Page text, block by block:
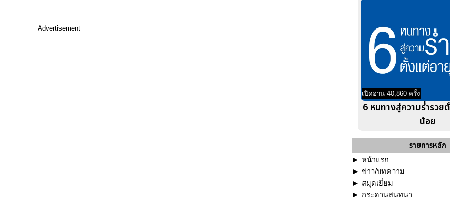
Advertisement
เปิดอ่าน 40,860 ครั้ง
6 หนทางสู่ความร่ำรว
น้อย
รายการหลัก
► หน้าแรก
► ข่าว/บทความ
► สมุดเยี่ยม
► กระดานสนทนา